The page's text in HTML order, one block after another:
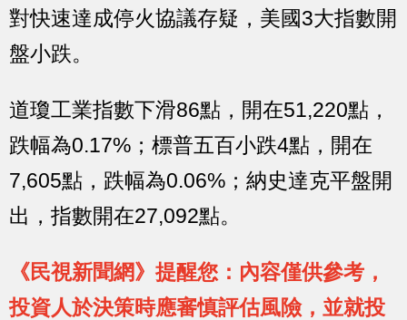
對快速達成停火協議存疑，美國3大指數開
盤小跌。
道瓊工業指數下滑86點，開在51,220點，
跌幅為0.17%；標普五百小跌4點，開在
7,605點，跌幅為0.06%；納史達克平盤開
出，指數開在27,092點。
《民視新聞網》提醒您：內容僅供參考，
投資人於決策時應審慎評估風險，並就投